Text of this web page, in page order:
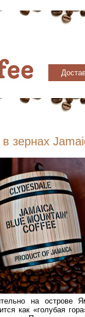
зернах
на острове
как «голубая